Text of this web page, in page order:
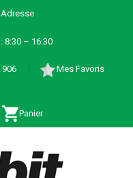
Adresse
8:30 – 16:30
Mes Favoris
Panier